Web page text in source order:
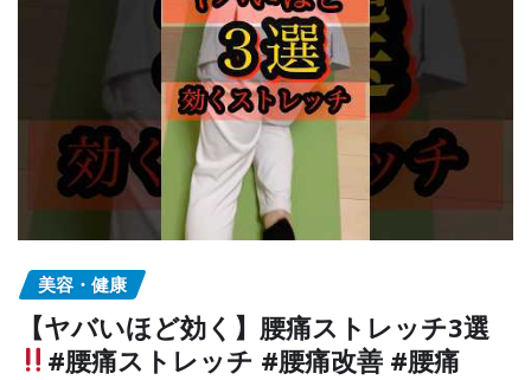
美容・健康
【ヤバいほど効く】腰痛ストレッチ3選
#腰痛ストレッチ #腰痛改善 #腰痛